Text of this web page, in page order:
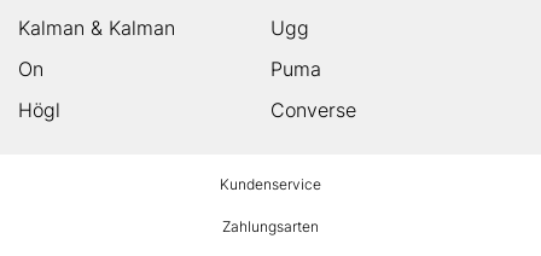
Kalman & Kalman
Ugg
On
Puma
Högl
Converse
Kundenservice
Zahlungsarten